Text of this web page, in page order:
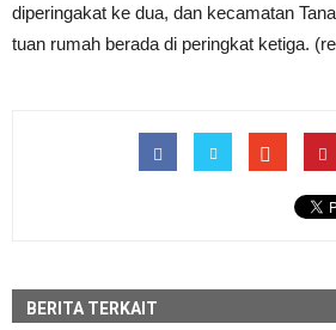
diperingakat ke dua, dan kecamatan
tuan rumah berada di peringkat ketiga.
BERITA TERKAIT